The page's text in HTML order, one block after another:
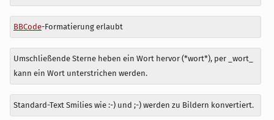
BBCode-Formatierung erlaubt
Umschließende Sterne heben ein Wort hervor (*wort*), per _wort_
kann ein Wort unterstrichen werden.
Standard-Text Smilies wie :-) und ;-) werden zu Bildern konvertiert.